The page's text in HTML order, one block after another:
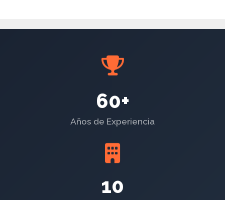
60+
Años de Experiencia
10